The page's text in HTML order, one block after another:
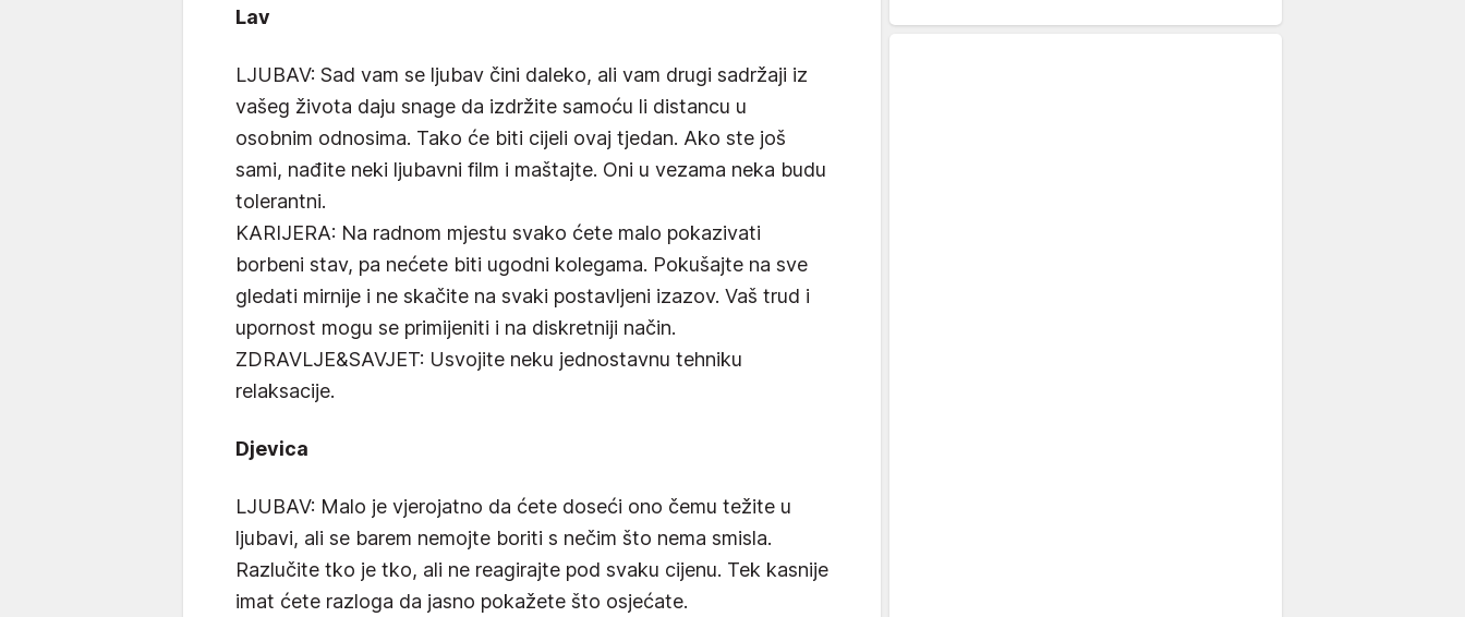
Lav
LJUBAV: Sad vam se ljubav čini daleko, ali vam drugi sadržaji iz
vašeg života daju snage da izdržite samoću li distancu u
osobnim odnosima. Tako će biti cijeli ovaj tjedan. Ako ste još
sami, nađite neki ljubavni film i maštajte. Oni u vezama neka budu
tolerantni.
KARIJERA: Na radnom mjestu svako ćete malo pokazivati
borbeni stav, pa nećete biti ugodni kolegama. Pokušajte na sve
gledati mirnije i ne skačite na svaki postavljeni izazov. Vaš trud i
upornost mogu se primijeniti i na diskretniji način.
ZDRAVLJE&SAVJET: Usvojite neku jednostavnu tehniku
relaksacije.
Djevica
LJUBAV: Malo je vjerojatno da ćete doseći ono čemu težite u
ljubavi, ali se barem nemojte boriti s nečim što nema smisla.
Razlučite tko je tko, ali ne reagirajte pod svaku cijenu. Tek kasnije
imat ćete razloga da jasno pokažete što osjećate.